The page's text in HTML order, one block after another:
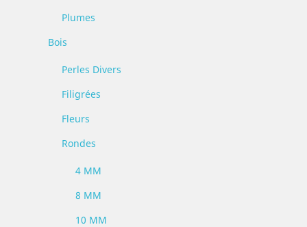
Plumes
Bois
Perles Divers
Filigrées
Fleurs
Rondes
4 MM
8 MM
10 MM